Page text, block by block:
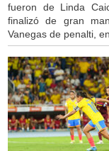
fueron de Linda
finalizó de gran
Vanegas de penalti,